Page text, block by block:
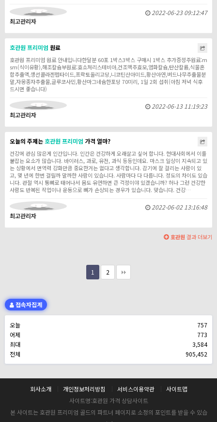
최고관리자
2022-06-23 09:12:47
호관원 프리미엄 원료
호관원 프리미엄 원료 안내입니다한달분 60포 1박스3박스 구매시 1박스 추가증정주원료:m
sm(식이유황),해조칼슘부원료:효소처리스테비아,건조맥주효모,염화칼슘,탄산칼륨,식물혼
합추출액,생선콜라겐펩타이드,프락토올리고당,니코틴산아미드,황산아연,버드나무추출물분
말,자몽종자추출물,글루코사민,황산마그네슘한포당 70미리, 1일 2회 섭취(아침 저녁 식후
드시면 좋습니다)
최고관리자
2022-06-13 11:19:23
오늘의 주제는호관원 프리미엄 가격 얼마?
건강에 관심 많은게 인간입니다. 인간은 건강하게 오래살고 싶어 합니다. 현대사회에서 이를
붙잡는 요소가 많습니다. 바이러스, 과로, 유전, 과식 등등인데요. 마스크 일상이 지속되고 있
는 상황에서 면역력 강화만큼 중요한거는 없다고 생각합니다. 감기에 잘 걸리는 사람이 있
고, 몇 년에 한번 걸릴까 말까한 사람이 있습니다. 사람마다 다 다릅니다. 정도의 차이도 있습
니다. 관절 역시 통뼈로 태어나서 몸도 유연하면 큰 걱정이야 있겠습니까? 허나 그런 건강한
사람도 반복된 작업이나 운동으로 뼈가 손상되는 경우가 있습니다. 맞습니다. 건강…
최고관리자
2022-06-02 13:16:48
호관원 결과 더보기
1 2
접속자집계
오늘
757
어제
773
최대
3,584
전체
905,452
회사소개 개인정보처리방침 서비스이용약관
사이트맵
사이트명:호관원 가격 상담사이트
본 사이트는 호관원 프리미엄 골드의 파트너 페이지로 소정의 포인트를 받을 수 있습